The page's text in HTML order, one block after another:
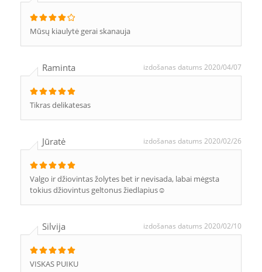
Mūsų kiaulytė gerai skanauja
Raminta izdošanas datums 2020/04/07
Tikras delikatesas
Jūratė izdošanas datums 2020/02/26
Valgo ir džiovintas žolytes bet ir nevisada, labai mėgsta
tokius džiovintus geltonus žiedlapius☺️
Silvija izdošanas datums 2020/02/10
VISKAS PUIKU